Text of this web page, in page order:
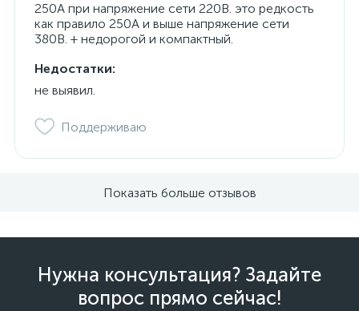
250А при напряжение сети 220В. это редкость
как правило 250А и выше напряжение сети
380В. + недорогой и компактный.
Недостатки:
не выявил.
Поддерживаю
Показать больше отзывов
Нужна консультация? Задайте
вопрос прямо сейчас!